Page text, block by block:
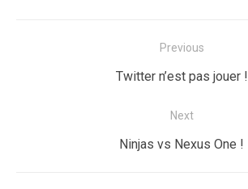
Previous
Previous
Twitter n’est pas jouer !
Next
Next
Ninjas vs Nexus One !